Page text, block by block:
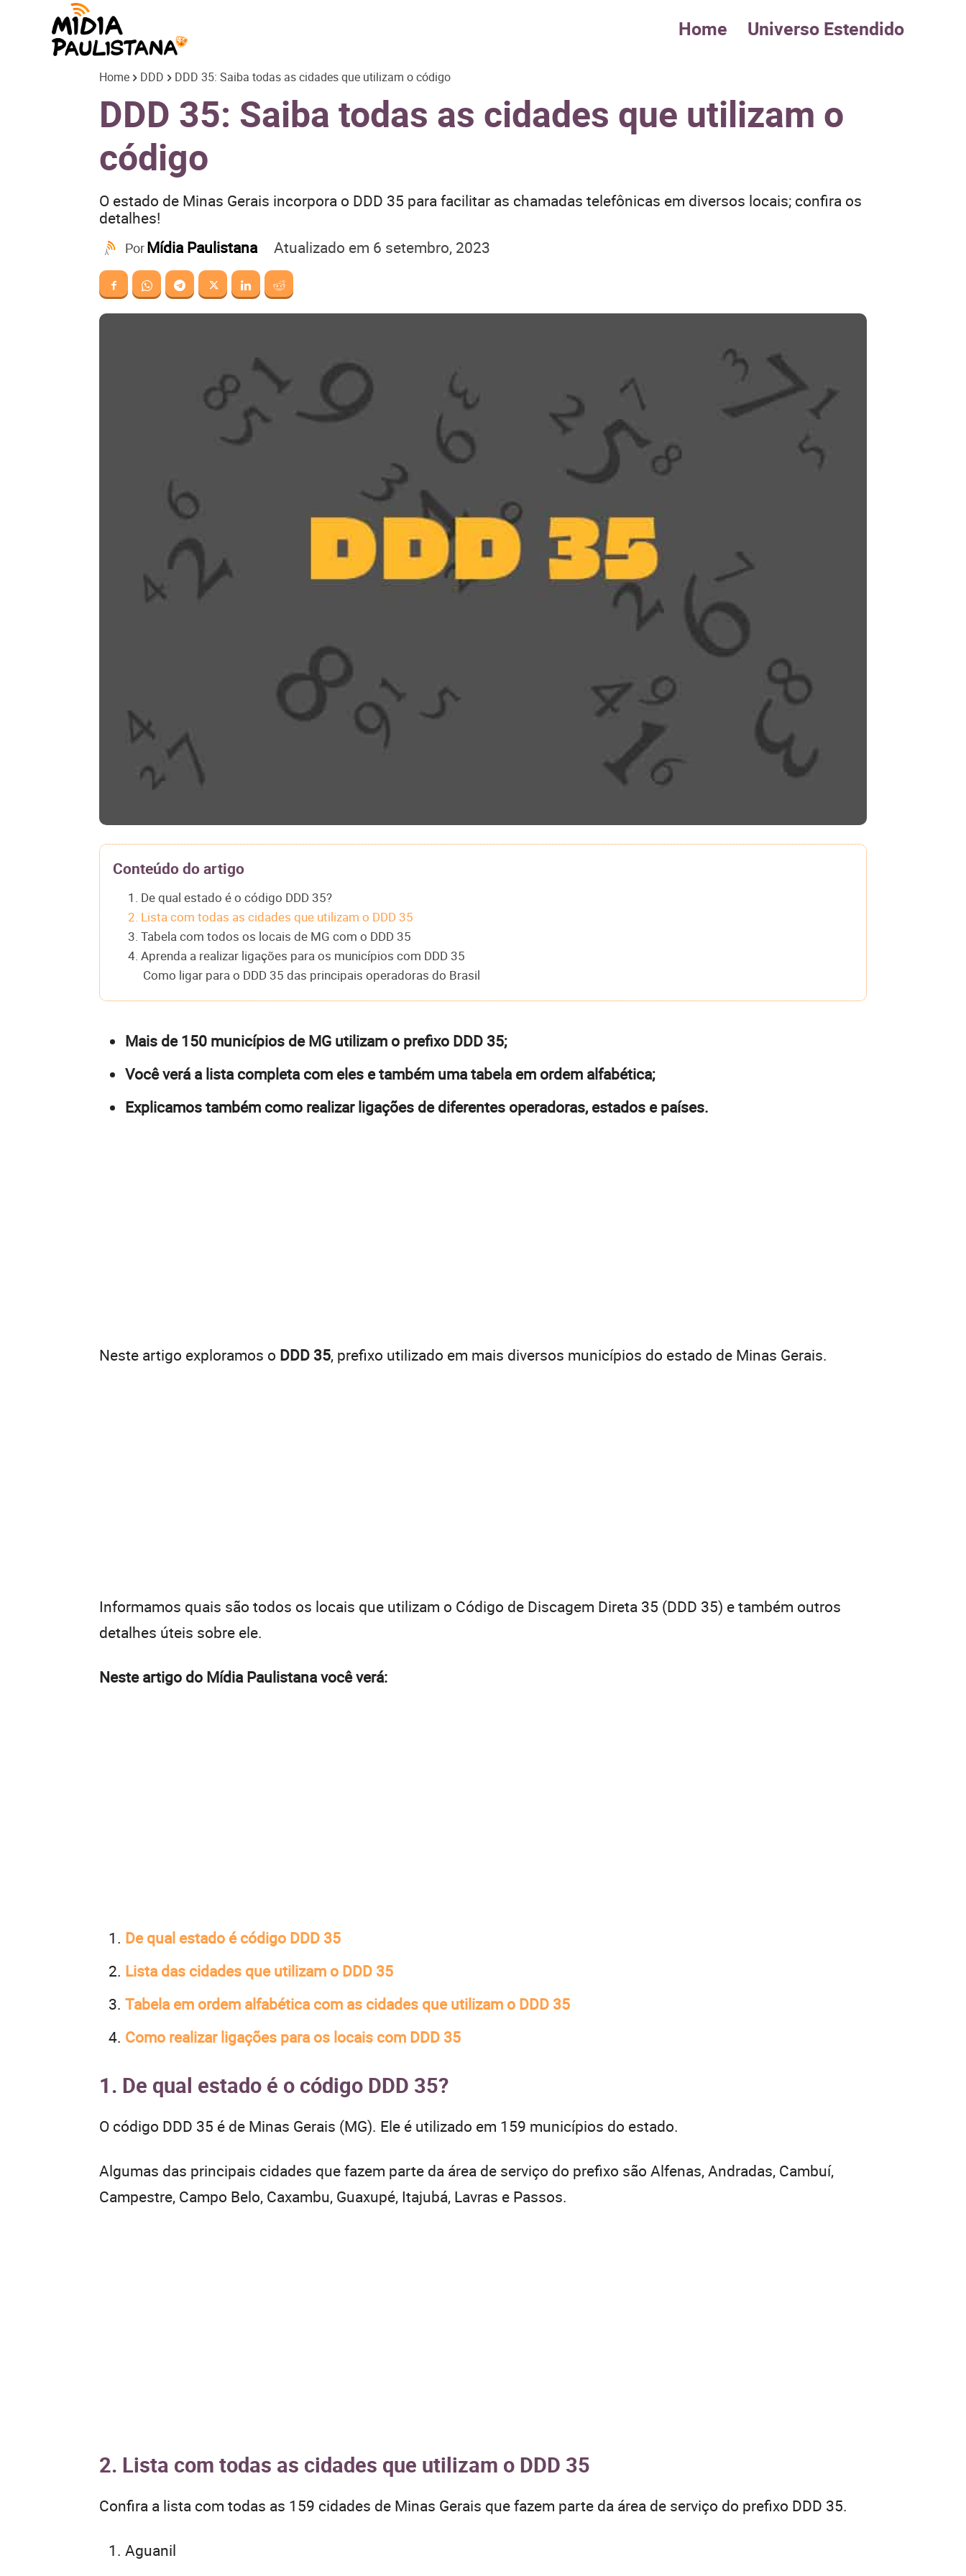
Paulistana
Home Universo Estendido
Home DDD DDD 35: Saiba todas as cidades que utilizam o código
DDD 35: Saiba todas as cidades que utilizam o
código
O estado de Minas Gerais incorpora o DDD 35 para facilitar as chamadas telefônicas em diversos locais; confira os
detalhes!
PorMídia Paulistana Atualizado em 6 setembro, 2023
Conteúdo do artigo
1. De qual estado é o código DDD 35?
2. Lista com todas as cidades que utilizam o DDD 35
3. Tabela com todos os locais de MG com o DDD 35
4. Aprenda a realizar ligações para os municípios com DDD 35
Como ligar para o DDD 35 das principais operadoras do Brasil
Mais de 150 municípios de MG utilizam o prefixo DDD 35;
Você verá a lista completa com eles e também uma tabela em ordem alfabética;
Explicamos também como realizar ligações de diferentes operadoras, estados e países.
Neste artigo exploramos o DDD 35, prefixo utilizado em mais diversos municípios do estado de Minas Gerais.
Informamos quais são todos os locais que utilizam o Código de Discagem Direta 35 (DDD 35) e também outros
detalhes úteis sobre ele.
Neste artigo do Mídia Paulistana você verá:
De qual estado é código DDD 35
Lista das cidades que utilizam o DDD 35
Tabela em ordem alfabética com as cidades que utilizam o DDD 35
Como realizar ligações para os locais com DDD 35
1. De qual estado é o código DDD 35?
O código DDD 35 é de Minas Gerais (MG). Ele é utilizado em 159 municípios do estado.
Algumas das principais cidades que fazem parte da área de serviço do prefixo são Alfenas, Andradas, Cambuí,
Campestre, Campo Belo, Caxambu, Guaxupé, Itajubá, Lavras e Passos.
2. Lista com todas as cidades que utilizam o DDD 35
Confira a lista com todas as 159 cidades de Minas Gerais que fazem parte da área de serviço do prefixo DDD 35.
Aguanil